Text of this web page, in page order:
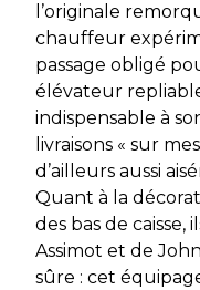
l’originale
chauffeur
passage obligé
élévateur
indispensable à
livraisons « sur
d’ailleurs aussi
Quant à la
des bas de caisse,
Assimot et de
sûre : cet